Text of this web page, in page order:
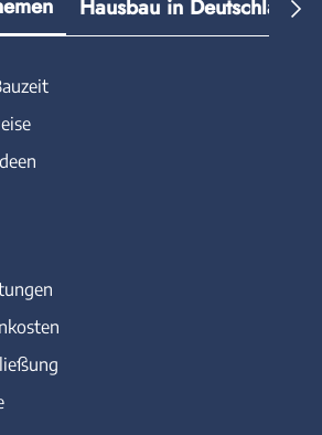
Hausbau in Deutschland